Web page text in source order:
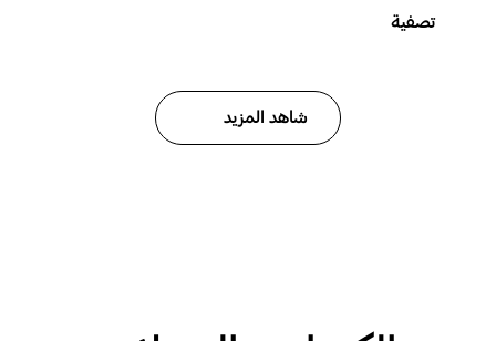
تصفية
شاهد المزيد